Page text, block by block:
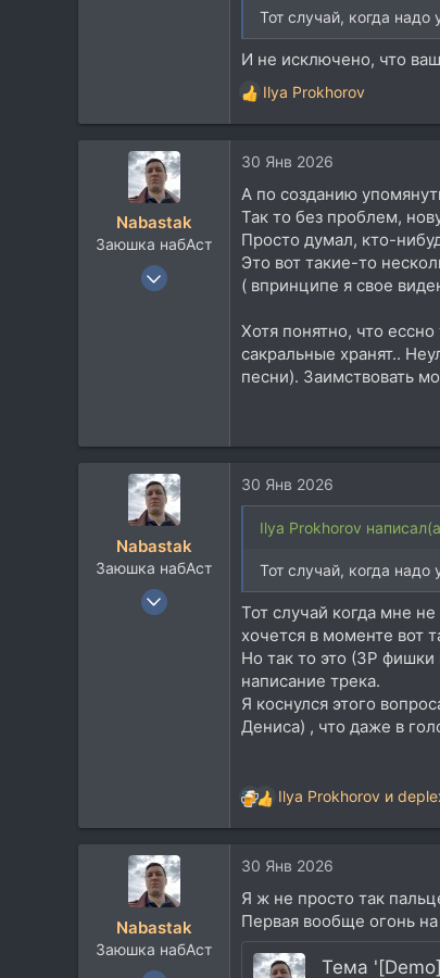
Тот случай, когда надо
И не исключено, что
Р
е
к
и
и
:
Ilya Prokhorov
Nabastak
Заюшка набАст
16 Фев 2005
30 Янв 2026
А по созданию
Так то без проблем,
Просто думал, кто-
Это вот такие-то
( впринципе я свое
Хотя понятно, что
сакральные хранят..
песни). Заимствовать
Nabastak
Заюшка набАст
16 Фев 2005
30 Янв 2026
Ilya Prokhorov
Тот случай, когда надо
Тот случай когда мне
хочется в моменте вот
Но так то это (ЗР
написание трека.
Я коснулся этого
Дениса) , что даже в
Р
е
к
и
и
Ilya Prokhorov и
Nabastak
Заюшка набАст
30 Янв 2026
Я ж не просто так
Первая вообще огонь
Тема